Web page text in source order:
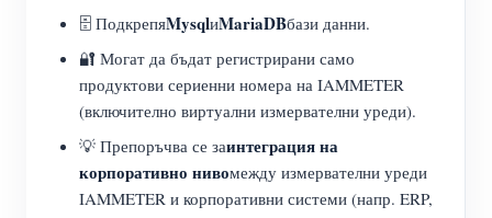
🗄️ ПодкрепяMysqlиMariaDBбази данни.
🔐 Могат да бъдат регистрирани само
продуктови сериенни номера на IAMMETER
(включително виртуални измервателни уреди).
💡 Препоръчва се заинтеграция на
корпоративно нивомежду измервателни уреди
IAMMETER и корпоративни системи (напр. ERP,